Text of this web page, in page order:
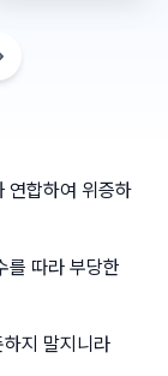
연합하여 위증하
를 따라 부당한
지 말지니라